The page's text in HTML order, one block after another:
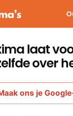
laat
over
ons je